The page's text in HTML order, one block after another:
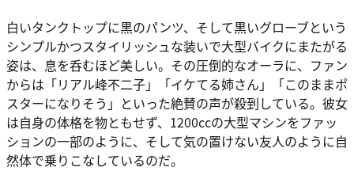
白いタンクトップに黒のパンツ、そして黒いグローブという
シンプルかつスタイリッシュな装いで大型バイクにまたがる
姿は、息を呑むほど美しい。その圧倒的なオーラに、ファン
からは「リアル峰不二子」「イケてる姉さん」「このままポ
スターになりそう」といった絶賛の声が殺到している。彼女
は自身の体格を物ともせず、1200ccの大型マシンをファッ
ションの一部のように、そして気の置けない友人のように自
然体で乗りこなしているのだ。